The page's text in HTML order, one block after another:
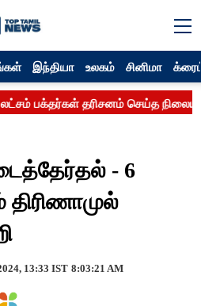
இந்தியா உலகம் சினிமா
- 6
திரிணாமுல்
13:33 IST 8:03:21 AM